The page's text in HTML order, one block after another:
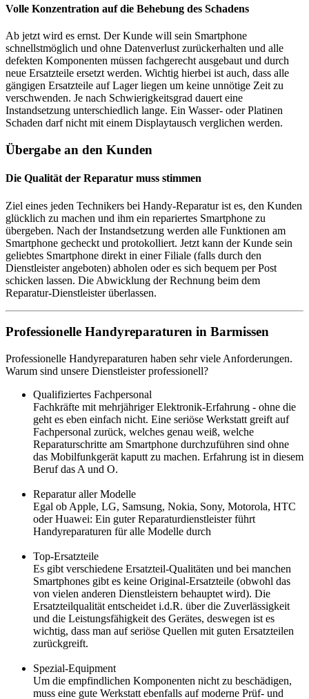
Volle Konzentration auf die Behebung des Schadens
Ab jetzt wird es ernst. Der Kunde will sein Smartphone
schnellstmöglich und ohne Datenverlust zurückerhalten und alle
defekten Komponenten müssen fachgerecht ausgebaut und durch
neue Ersatzteile ersetzt werden. Wichtig hierbei ist auch, dass alle
gängigen Ersatzteile auf Lager liegen um keine unnötige Zeit zu
verschwenden. Je nach Schwierigkeitsgrad dauert eine
Instandsetzung unterschiedlich lange. Ein Wasser- oder Platinen
Schaden darf nicht mit einem Displaytausch verglichen werden.
Übergabe an den Kunden
Die Qualität der Reparatur muss stimmen
Ziel eines jeden Technikers bei Handy-Reparatur ist es, den Kunden
glücklich zu machen und ihm ein repariertes Smartphone zu
übergeben. Nach der Instandsetzung werden alle Funktionen am
Smartphone gecheckt und protokolliert. Jetzt kann der Kunde sein
geliebtes Smartphone direkt in einer Filiale (falls durch den
Dienstleister angeboten) abholen oder es sich bequem per Post
schicken lassen. Die Abwicklung der Rechnung beim dem
Reparatur-Dienstleister überlassen.
Professionelle Handyreparaturen in Barmissen
Professionelle Handyreparaturen haben sehr viele Anforderungen.
Warum sind unsere Dienstleister professionell?
Qualifiziertes Fachpersonal
Fachkräfte mit mehrjähriger Elektronik-Erfahrung - ohne die
geht es eben einfach nicht. Eine seriöse Werkstatt greift auf
Fachpersonal zurück, welches genau weiß, welche
Reparaturschritte am Smartphone durchzuführen sind ohne
das Mobilfunkgerät kaputt zu machen. Erfahrung ist in diesem
Beruf das A und O.
Reparatur aller Modelle
Egal ob Apple, LG, Samsung, Nokia, Sony, Motorola, HTC
oder Huawei: Ein guter Reparaturdienstleister führt
Handyreparaturen für alle Modelle durch
Top-Ersatzteile
Es gibt verschiedene Ersatzteil-Qualitäten und bei manchen
Smartphones gibt es keine Original-Ersatzteile (obwohl das
von vielen anderen Dienstleistern behauptet wird). Die
Ersatzteilqualität entscheidet i.d.R. über die Zuverlässigkeit
und die Leistungsfähigkeit des Gerätes, deswegen ist es
wichtig, dass man auf seriöse Quellen mit guten Ersatzteilen
zurückgreift.
Spezial-Equipment
Um die empfindlichen Komponenten nicht zu beschädigen,
muss eine gute Werkstatt ebenfalls auf moderne Prüf- und